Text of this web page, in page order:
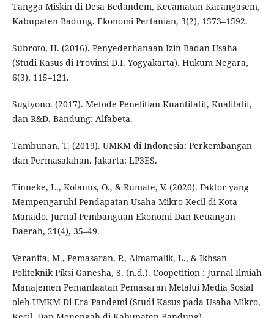
Tangga Miskin di Desa Bedandem, Kecamatan Karangasem,
Kabupaten Badung. Ekonomi Pertanian, 3(2), 1573–1592.
Subroto, H. (2016). Penyederhanaan Izin Badan Usaha
(Studi Kasus di Provinsi D.I. Yogyakarta). Hukum Negara,
6(3), 115–121.
Sugiyono. (2017). Metode Penelitian Kuantitatif, Kualitatif,
dan R&D. Bandung: Alfabeta.
Tambunan, T. (2019). UMKM di Indonesia: Perkembangan
dan Permasalahan. Jakarta: LP3ES.
Tinneke, L., Kolanus, O., & Rumate, V. (2020). Faktor yang
Mempengaruhi Pendapatan Usaha Mikro Kecil di Kota
Manado. Jurnal Pembanguan Ekonomi Dan Keuangan
Daerah, 21(4), 35–49.
Veranita, M., Pemasaran, P., Almamalik, L., & Ikhsan
Politeknik Piksi Ganesha, S. (n.d.). Coopetition : Jurnal Ilmiah
Manajemen Pemanfaatan Pemasaran Melalui Media Sosial
oleh UMKM Di Era Pandemi (Studi Kasus pada Usaha Mikro,